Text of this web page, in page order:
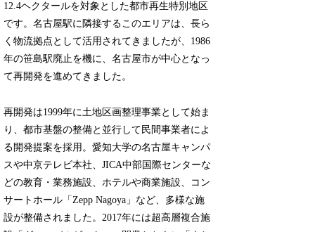
12.4ヘクタールを対象とした都市再生特別地区
です。名古屋駅に隣接するこのエリアは、長ら
く物流拠点として活用されてきましたが、1986
年の笹島駅廃止を機に、名古屋市が中心となっ
て再開発を進めてきました。
再開発は1999年に土地区画整理事業として始ま
り、都市基盤の整備と並行して民間事業者によ
る開発提案を採用。愛知大学の名古屋キャンパ
スや中京テレビ本社、JICA中部国際センターな
どの教育・業務施設、ホテルや商業施設、コン
サートホール「Zepp Nagoya」など、多様な施
設が整備されました。2017年には超高層複合施